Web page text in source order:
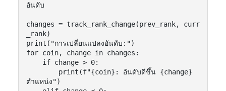
อันดับ
changes = track_rank_change(prev_rank, curr
_rank)
print("การเปลี่ยนแปลงอันดับ:")
for coin, change in changes:
ตำแหน่ง")